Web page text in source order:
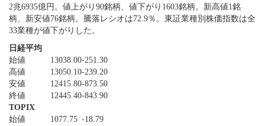
2兆6935億円。値上がり90銘柄、値下がり1603銘柄。新高値1銘
柄、新安値76銘柄。騰落レシオは72.9％。東証業種別株価指数は全
33業種が値下がりした。
日経平均
始値
13038.00-251.30
高値
13050.10-239.20
安値
12415.80-873.50
終値
12445.40-843.90
TOPIX
始値
1077.75 -18.79